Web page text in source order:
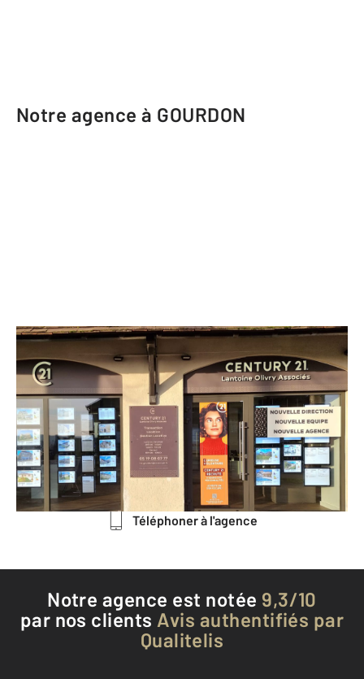
Notre agence à GOURDON
CENTURY 21 Lantoine Olivry
Associés
51 boulevard des Martyrs
GOURDON - 46300
Envoyer un message
Téléphoner à l'agence
Notre agence est notée 9,3/10
par nos clients Avis authentifiés par
Qualitelis